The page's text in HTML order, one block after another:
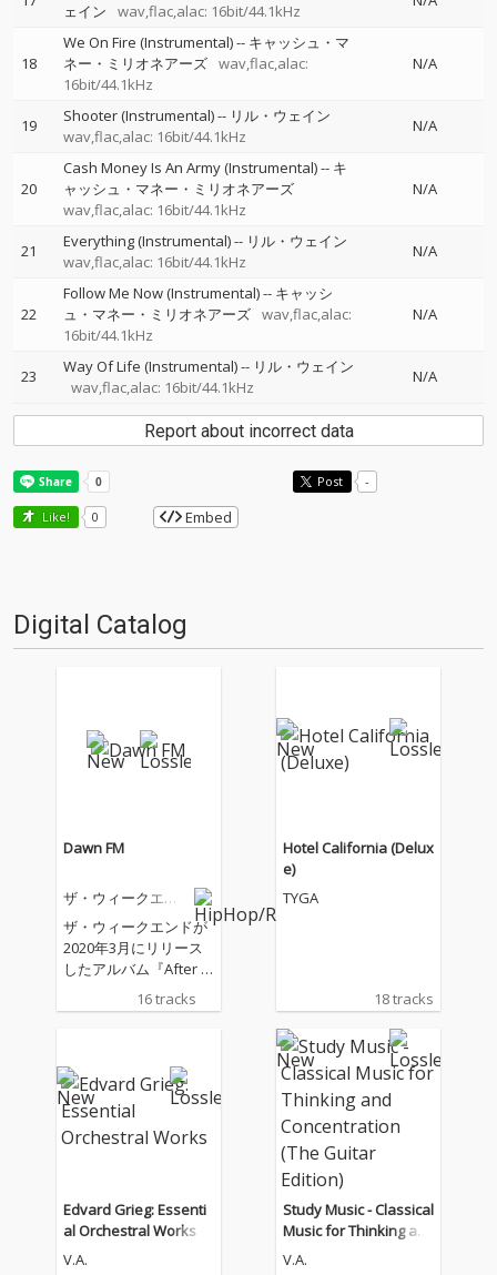
ェイン wav,flac,alac: 16bit/44.1kHz
18
We On Fire (Instrumental)-- キャッシュ・マ
ネー・ミリオネアーズ wav,flac,alac:
16bit/44.1kHz
N/A
19 Shooter (Instrumental)-- リル・ウェイン
wav,flac,alac: 16bit/44.1kHz
N/A
20
Cash Money Is An Army (Instrumental)-- キ
ャッシュ・マネー・ミリオネアーズ
wav,flac,alac: 16bit/44.1kHz
N/A
21 Everything (Instrumental)-- リル・ウェイン
wav,flac,alac: 16bit/44.1kHz
N/A
22
Follow Me Now (Instrumental)-- キャッシ
ュ・マネー・ミリオネアーズ wav,flac,alac:
16bit/44.1kHz
N/A
23 Way Of Life (Instrumental)-- リル・ウェイン
wav,flac,alac: 16bit/44.1kHz
N/A
Report about incorrect data
Post -
Like! 0 Embed
Digital Catalog
Dawn FM
ザ・ウィークエン
ザ・ウィークエンドが
2020年3月にリリース
したアルバム『After H
ours』から約2年ぶ
り、５作目となるアル
ライズリリースとなっ
た今作には、タイラ
ー・ザ・クリエイタ
ー、リル・ウェイン、
どが参加。ゲスト陣の
豪華さはさることなが
ら、アルバム収録曲の
「Out Of Time」では
16 tracks
Hotel California (Delux
e)
TYGA
18 tracks
Edvard Grieg: Essenti
al Orchestral Works
V.A.
Study Music - Classical
Music for Thinking an
d Concentration (The
V.A.